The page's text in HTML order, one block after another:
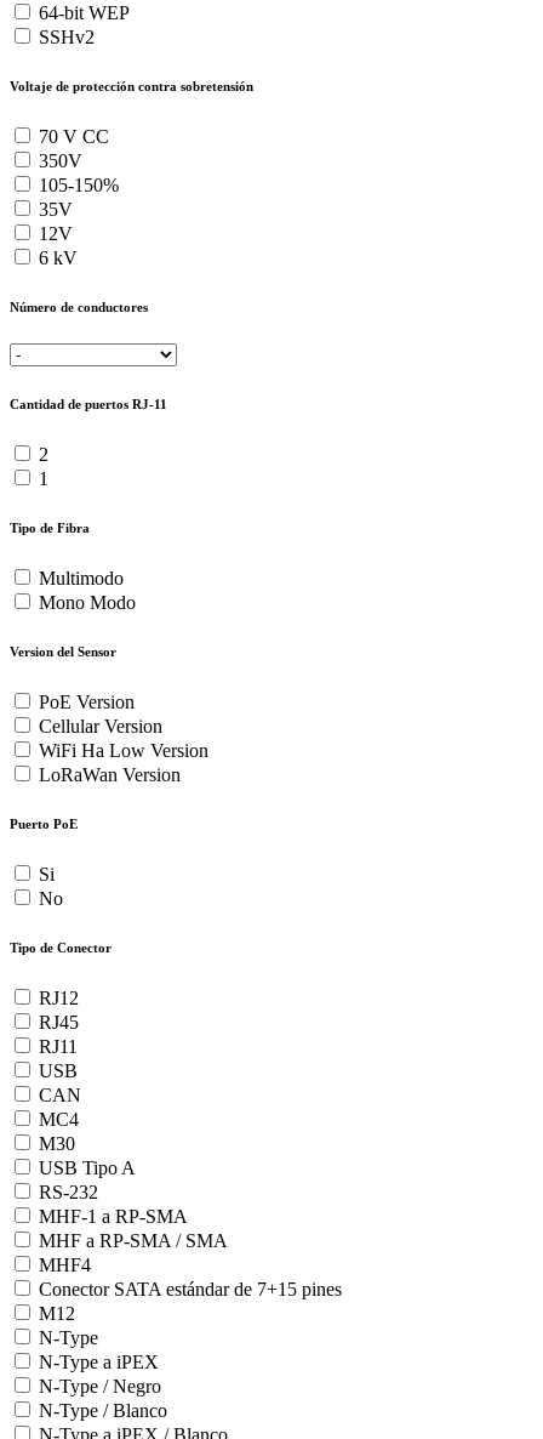
64-bit WEP
SSHv2
Voltaje de protección contra sobretensión
70 V CC
350V
105-150%
35V
12V
6 kV
Número de conductores
Cantidad de puertos RJ-11
2
1
Tipo de Fibra
Multimodo
Mono Modo
Version del Sensor
PoE Version
Cellular Version
WiFi Ha Low Version
LoRaWan Version
Puerto PoE
Si
No
Tipo de Conector
RJ12
RJ45
RJ11
USB
CAN
MC4
M30
USB Tipo A
RS-232
MHF-1 a RP-SMA
MHF a RP-SMA / SMA
MHF4
Conector SATA estándar de 7+15 pines
M12
N-Type
N-Type a iPEX
N-Type / Negro
N-Type / Blanco